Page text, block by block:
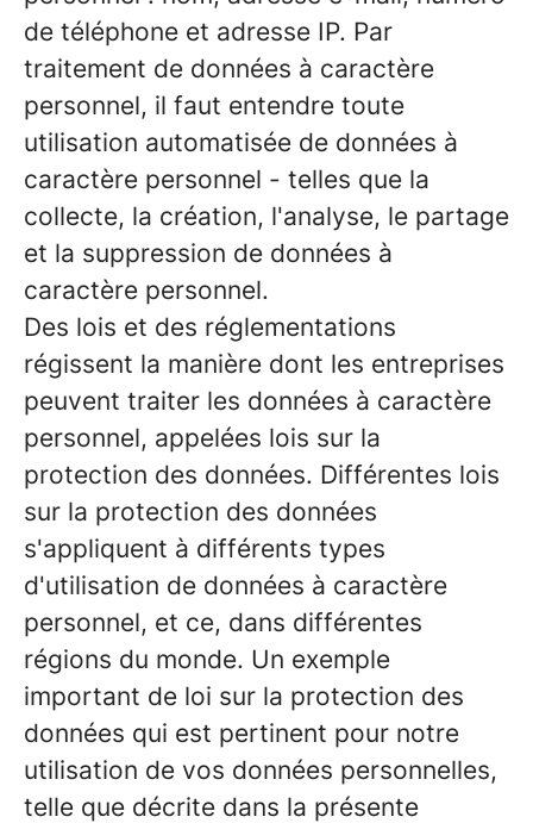
de téléphone et adresse IP. Par
traitement de données à caractère
personnel, il faut entendre toute
utilisation automatisée de données à
caractère personnel - telles que la
collecte, la création, l'analyse, le partage
et la suppression de données à
caractère personnel.
Des lois et des réglementations
régissent la manière dont les entreprises
peuvent traiter les données à caractère
personnel, appelées lois sur la
protection des données. Différentes lois
sur la protection des données
s'appliquent à différents types
d'utilisation de données à caractère
personnel, et ce, dans différentes
régions du monde. Un exemple
important de loi sur la protection des
données qui est pertinent pour notre
utilisation de vos données personnelles,
telle que décrite dans la présente